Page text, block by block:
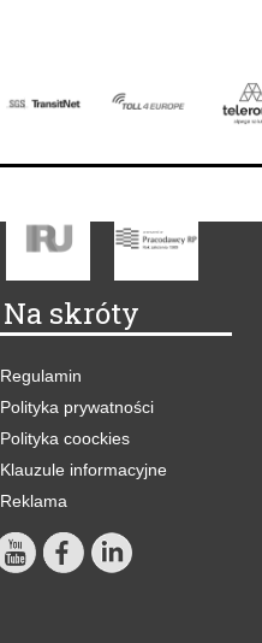
Na skróty
Regulamin
Polityka prywatności
Polityka coockies
Klauzule informacyjne
Reklama